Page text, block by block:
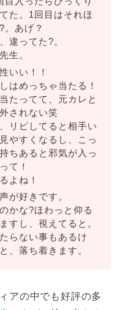
た。1回目はそれほ
。あげ？
違ってた?。
生。
いい！！
はめっちゃ当たる！
たってて、元カレと
されない笑
リピしてると相手い
やすくなるし、こっ
ちあると邪気が入っ
て！
よね！
が好きです。
かな?ほわっと仰る
すし、視えてると。
らない事もあるけ
、落ち着きます。
アの中でも好評の多